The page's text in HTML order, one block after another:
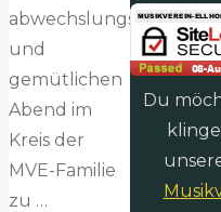
abwechslungsreichen
und
gemütlichen
Abend im
Kreis der
MVE-Familie
zu …
Du